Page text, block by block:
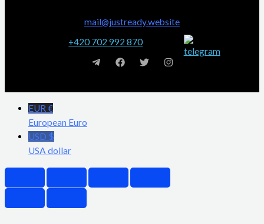
mail@justready.website
+420 702 992 870
EUR €
European Euro
USD $
USA dollar